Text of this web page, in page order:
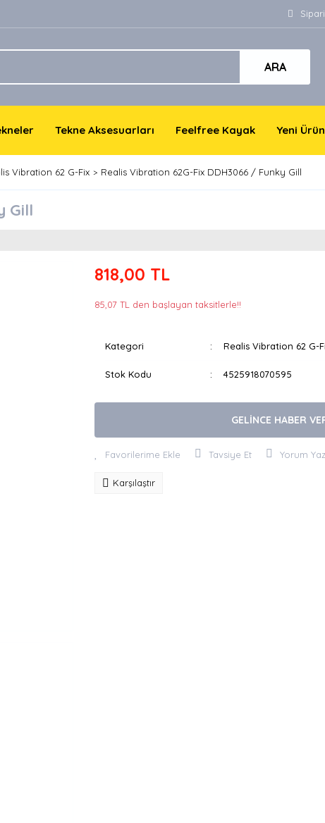
ARA
Tekne Aksesuarları Feelfree Kayak Yeni
Vibration 62 G-Fix Realis Vibration 62G-Fix DDH3066 / Funky Gill
Gill
818,00 TL
85,07 TL den başlayan taksitlerle!!
Kategori Realis Vibration 62 G-
Stok Kodu 4525918070595
GELİNCE HABER
Tavsiye Et Yorum Yaz
Karşılaştır